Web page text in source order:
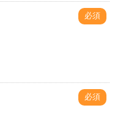
必須
必須